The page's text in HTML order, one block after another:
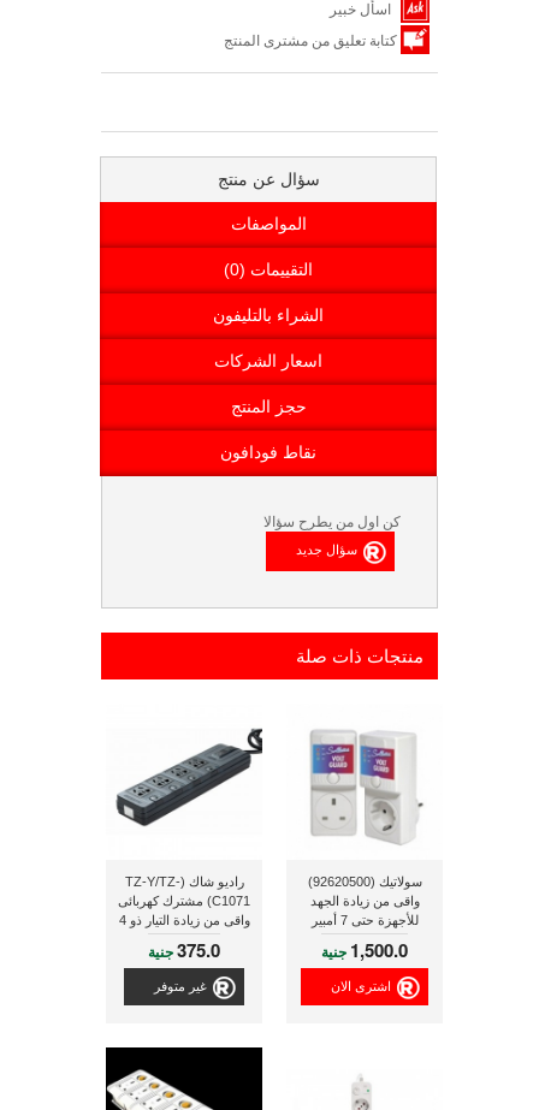
اسأل خبير
كتابة تعليق من مشترى المنتج
سؤال عن منتج
المواصفات
التقييمات (0)
الشراء بالتليفون
اسعار الشركات
حجز المنتج
نقاط فودافون
كن اول من يطرح سؤالا
منتجات ذات صلة
سولاتيك (92620500)
واقى من زيادة الجهد
للأجهزة حتى 7 أمبير
1,500.0 جنية
اشترى الان
راديو شاك (TZ-Y/TZ-
C1071) مشترك كهربائى
واقى من زيادة التيار ذو 4
منافذ
375.0جنية
غير متوفر